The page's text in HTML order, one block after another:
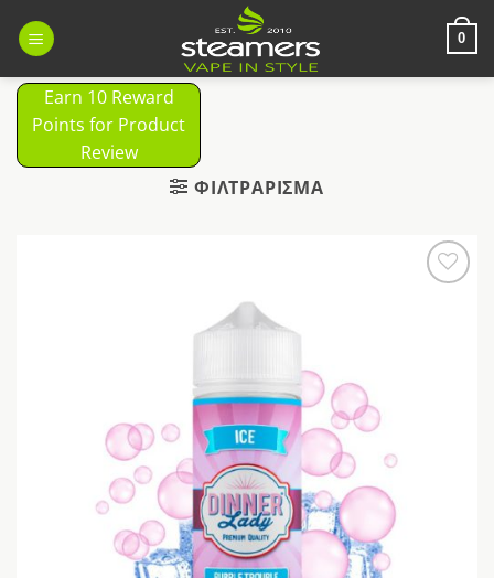
στο
0
Earn 10 Reward
Points for Product
Review
ΦΙΛΤΡΆΡΙΣΜΑ